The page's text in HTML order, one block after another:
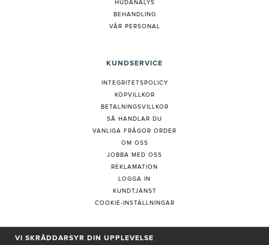
HUDANALYS
BEHANDLING
VÅR PERSONAL
KUNDSERVICE
INTEGRITETSPOLICY
KÖPVILLKOR
BETALNINGSVILLKOR
SÅ HANDLAR DU
VANLIGA FRÅGOR ORDER
OM OSS
JOBBA MED OSS
REKLAMATION
LOGGA IN
KUNDTJÄNST
COOKIE-INSTÄLLNINGAR
PRENUMERERA PÅ NYHETSBREV
VI SKRÄDDARSYR DIN UPPLEVELSE